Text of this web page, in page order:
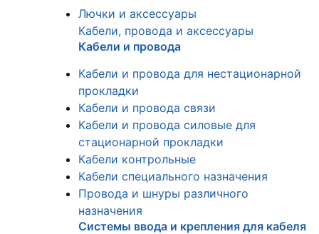
Лючки и аксессуары
Кабели, провода и аксессуары
Кабели и провода
Кабели и провода для нестационарной
прокладки
Кабели и провода связи
Кабели и провода силовые для
стационарной прокладки
Кабели контрольные
Кабели специального назначения
Провода и шнуры различного
назначения
Системы ввода и крепления для кабеля